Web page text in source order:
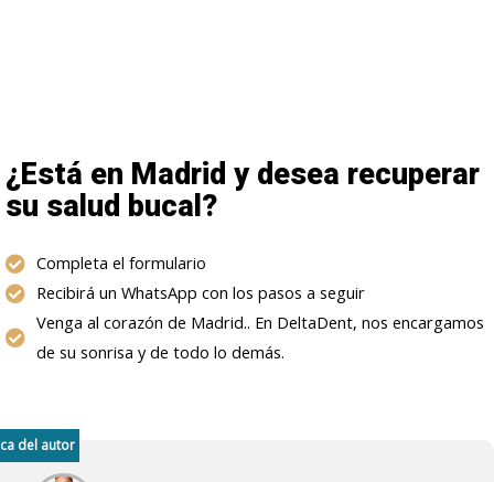
¿Está en Madrid y desea recuperar
su salud bucal?
Completa el formulario
Recibirá un WhatsApp con los pasos a seguir
Venga al corazón de Madrid.. En DeltaDent, nos encargamos
de su sonrisa y de todo lo demás.
del autor